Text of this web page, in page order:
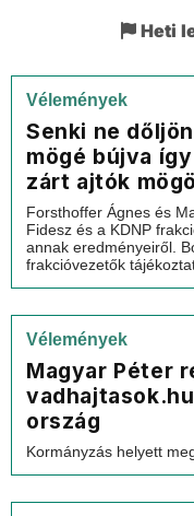
Heti
Vélemények
Senki ne
mögé bújva
zárt ajtók
Forsthoffer Ágnes és
Fidesz és a KDNP
annak eredményeiről.
frakcióvezetők
Vélemények
Magyar Péter
ország
Kormányzás helyett